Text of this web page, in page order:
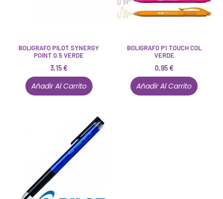
BOLIGRAFO PILOT SYNERGY
POINT 0.5 VERDE
3,15€
Añadir Al Carrito
BOLIGRAFO P1 TOUCH COL
VERDE
0,95€
Añadir Al Carrito